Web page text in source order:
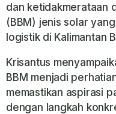
dan ketidakmerataan
(BBM) jenis solar
logistik di Kalimantan
Krisantus
BBM menjadi
memastikan aspirasi
dengan langkah